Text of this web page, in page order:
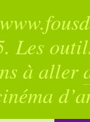
Les
à aller